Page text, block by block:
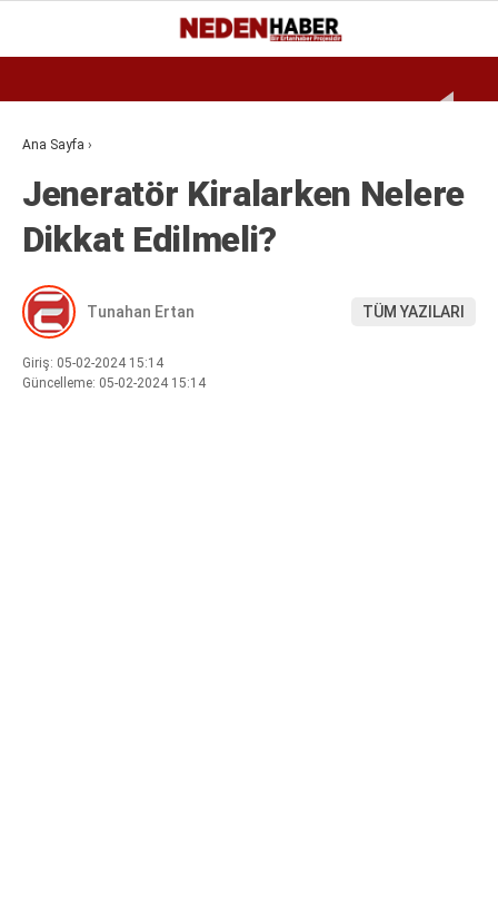
27.6
BURSA
EKONOMI
BIYOGRAFI
SPOR
MAGAZIN
Ana Sayfa ›
Jeneratör Kiralarken Nelere
Dikkat Edilmeli?
Tunahan Ertan TÜM YAZILARI
Giriş: 05-02-2024 15:14
Güncelleme: 05-02-2024 15:14